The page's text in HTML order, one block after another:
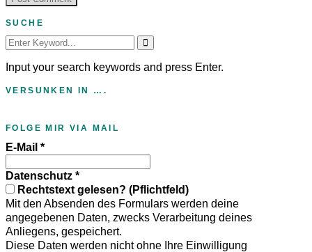
SUCHE
Search
for:
Input your search keywords and press Enter.
VERSUNKEN IN ….
FOLGE MIR VIA MAIL
E-Mail *
Datenschutz *
Rechtstext gelesen? (Pflichtfeld)
Mit den Absenden des Formulars werden deine
angegebenen Daten, zwecks Verarbeitung deines
Anliegens, gespeichert.
Diese Daten werden nicht ohne Ihre Einwilligung